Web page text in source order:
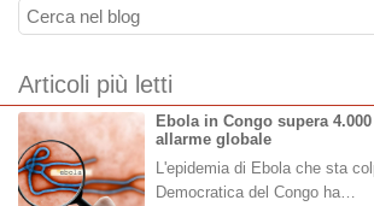
Articoli più letti
Ebola in Congo supera
allarme globale
L'epidemia di Ebola che sta
Democratica del Congo ha…